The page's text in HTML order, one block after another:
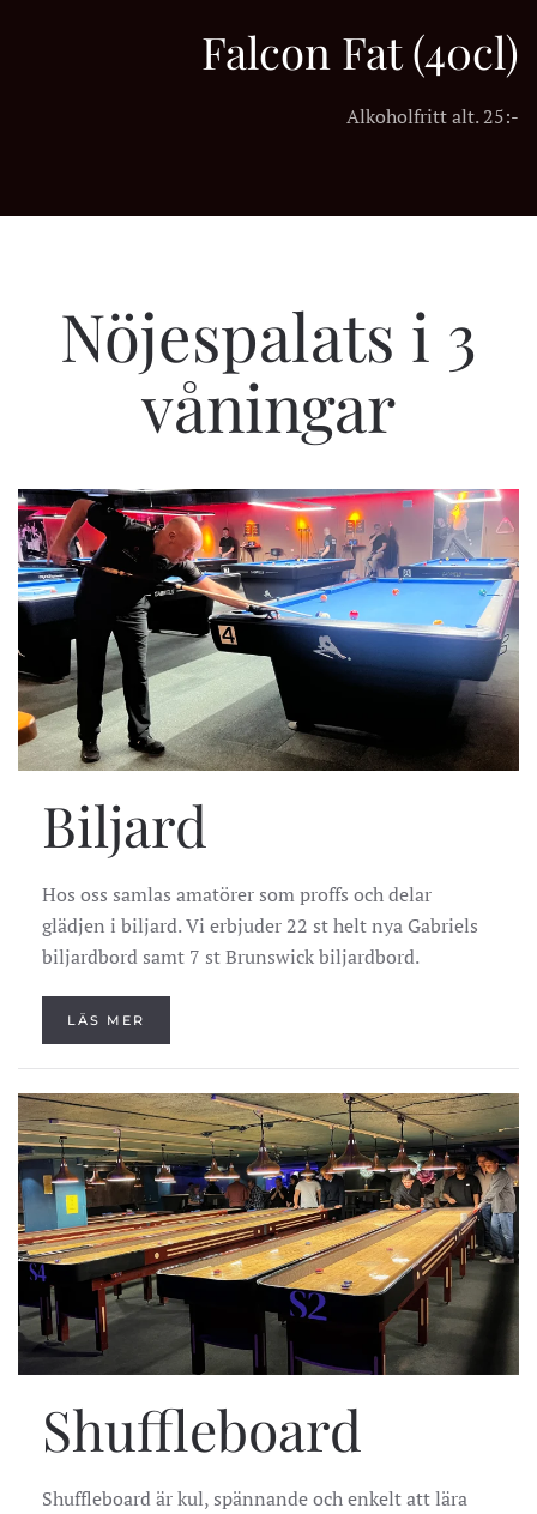
Falcon Fat (40cl)
Alkoholfritt alt. 25:-
Nöjespalats i 3
våningar
Biljard
Hos oss samlas amatörer som proffs och delar
glädjen i biljard. Vi erbjuder 22 st helt nya Gabriels
biljardbord samt 7 st Brunswick biljardbord.
LÄS MER
Shuffleboard
Shuffleboard är kul, spännande och enkelt att lära